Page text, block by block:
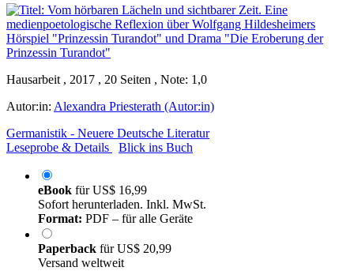
Hausarbeit , 2017 , 20 Seiten , Note: 1,0
Autor:in: Alexandra Priesterath (Autor:in)
Germanistik - Neuere Deutsche Literatur
Leseprobe & Details
Blick ins Buch
eBook fürUS$ 16,99
Sofort herunterladen. Inkl. MwSt.
Format: PDF – für alle Geräte
Paperback fürUS$ 20,99
Versand weltweit